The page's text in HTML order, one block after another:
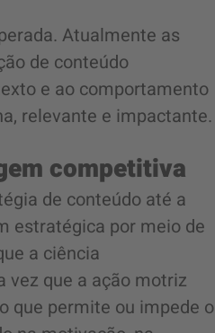
Atualmente as
de conteúdo
e ao comportamento
relevante e impactante.
competitiva
de conteúdo até a
estratégica por meio de
a ciência
vez que a ação motriz
que permite ou impede o